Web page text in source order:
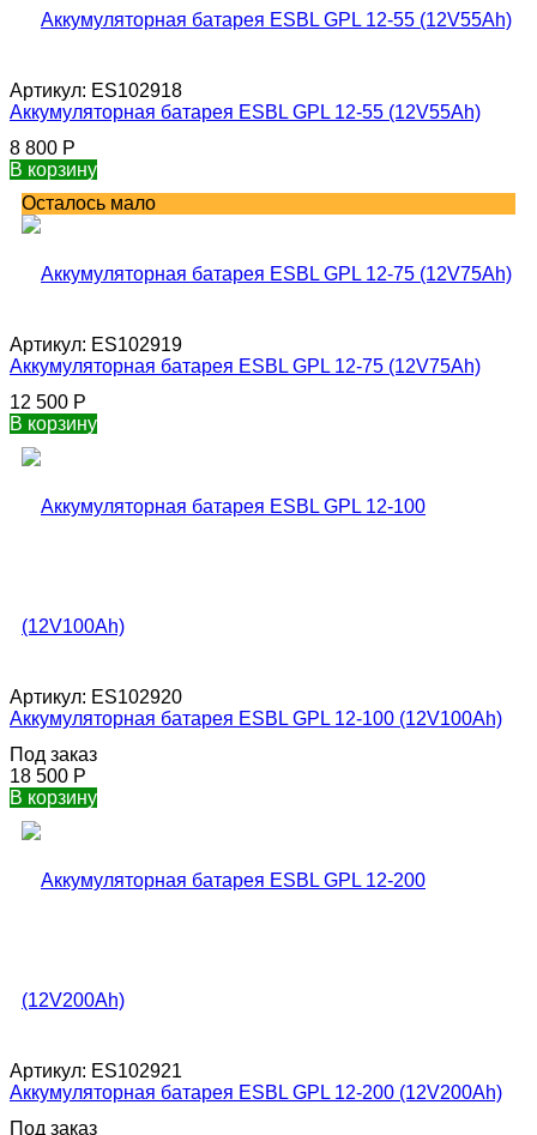
Артикул: ES102918
Аккумуляторная батарея ESBL GPL 12-55 (12V55Ah)
8 800 Р
В корзину
Осталось мало
Артикул: ES102919
Аккумуляторная батарея ESBL GPL 12-75 (12V75Ah)
12 500 Р
В корзину
Артикул: ES102920
Аккумуляторная батарея ESBL GPL 12-100 (12V100Ah)
Под заказ
18 500 Р
В корзину
Артикул: ES102921
Аккумуляторная батарея ESBL GPL 12-200 (12V200Ah)
Под заказ